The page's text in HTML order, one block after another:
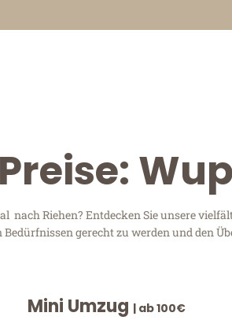
nach Riehen? Entdecken Sie unsere
gerecht zu werden und den
Mini Umzug | ab 100€